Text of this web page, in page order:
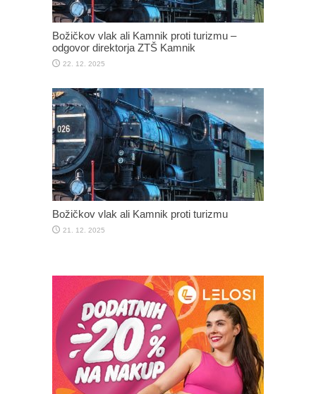
Božičkov vlak ali Kamnik proti turizmu –
odgovor direktorja ZTŠ Kamnik
22. 12. 2025
Božičkov vlak ali Kamnik proti turizmu
21. 12. 2025